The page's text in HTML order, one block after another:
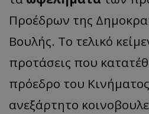
Προέδρων της
Βουλής. Το τελικό
προτάσεις που
πρόεδρο του
ανεξάρτητο